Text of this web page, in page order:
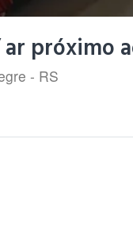
próximo
- RS